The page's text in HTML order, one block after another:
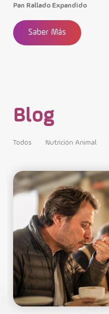
Pan Rallado Expandido
Saber Más
Blog
Todos Nutrición Animal